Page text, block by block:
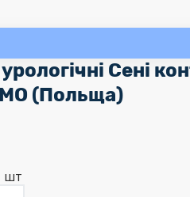
Сені
(Польща)
шт